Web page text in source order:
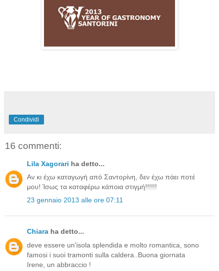
Condividi
16 commenti:
Lila Xagorari ha detto...
Αν κι έχω καταγωγή από Σαντορίνη, δεν έχω πάει ποτέ
μου! Ίσως τα καταφέρω κάποια στιγμή!!!!!!
23 gennaio 2013 alle ore 07:11
Chiara ha detto...
deve essere un'isola splendida e molto romantica, sono
famosi i suoi tramonti sulla caldera..Buona giornata
Irene, un abbraccio !